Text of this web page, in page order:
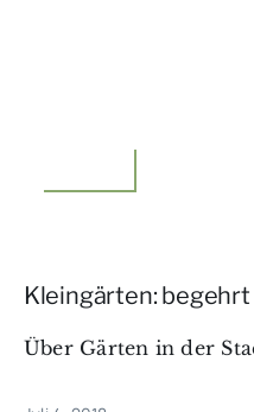
Kleingärten:
Über Gärten in der